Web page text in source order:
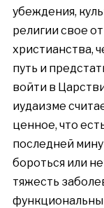
убеждения,
религии свое
христианства,
путь и
войти в
иудаизме
ценное, что
последней
бороться или
тяжесть